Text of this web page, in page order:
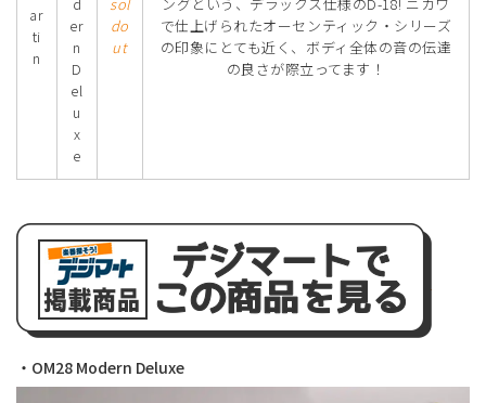
ar
ti
n
d
er
n
D
el
u
x
e
sol
do
ut
ングという、デラックス仕様のD-18! ニカワ
で仕上げられたオーセンティック・シリーズ
の印象にとても近く、ボディ全体の音の伝達
の良さが際立ってます！
・OM28 Modern Deluxe